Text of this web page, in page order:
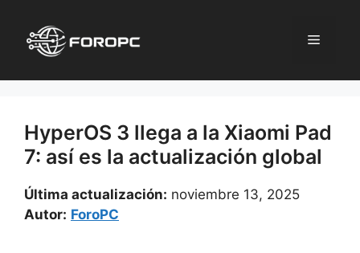
contenido
Menú
HyperOS 3 llega a la Xiaomi Pad
7: así es la actualización global
Última actualización: noviembre 13, 2025
Autor: ForoPC